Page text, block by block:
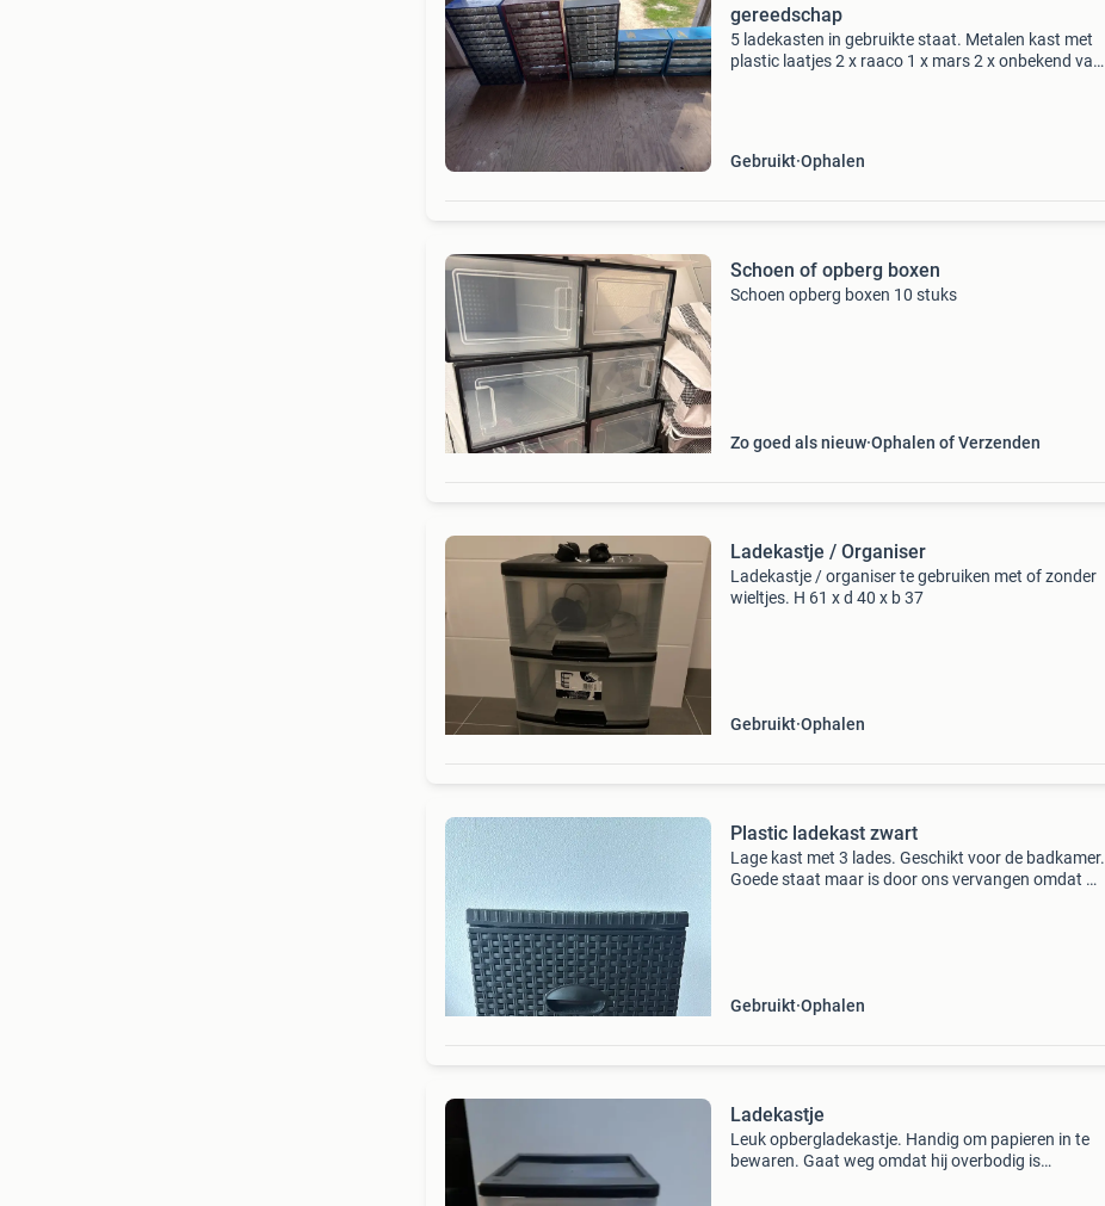
gereedschap
5 ladekasten in gebruikte staat. Metalen kast met
plastic laatjes 2 x raaco 1 x mars 2 x onbekend van
Gebruikt Ophalen
Schoen of opberg boxen
Schoen opberg boxen 10 stuks
Zo goed als nieuw Ophalen of Verzenden
Ladekastje / Organiser
Ladekastje / organiser te gebruiken met of zonder
wieltjes. H 61 x d 40 x b 37
Gebruikt Ophalen
Plastic ladekast zwart
Lage kast met 3 lades. Geschikt voor de badkamer.
Goede staat maar is door ons vervangen omdat wij
Gebruikt Ophalen
Ladekastje
Leuk opbergladekastje. Handig om papieren in te
bewaren. Gaat weg omdat hij overbodig is